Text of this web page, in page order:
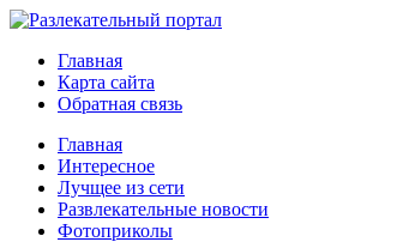
Главная
Карта сайта
Обратная связь
Главная
Интересное
Лучщее из сети
Развлекательные новости
Фотоприколы